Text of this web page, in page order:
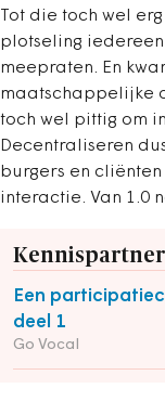
Tot die toch wel
plotseling iedereen
meepraten. En
maatschappelijke
toch wel pittig om
Decentraliseren
burgers en
interactie. Van 1.0
Een
deel 1
Go Vocal